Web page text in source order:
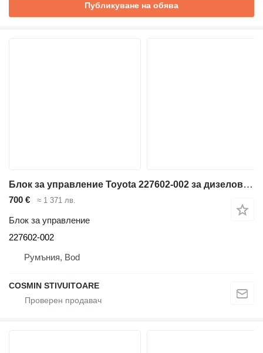
Публикуване на обява
Блок за управление Toyota 227602-002 за дизелов мотокар
700 € ≈ 1 371 лв.
Блок за управление
227602-002
Румъния, Bod
COSMIN STIVUITOARE